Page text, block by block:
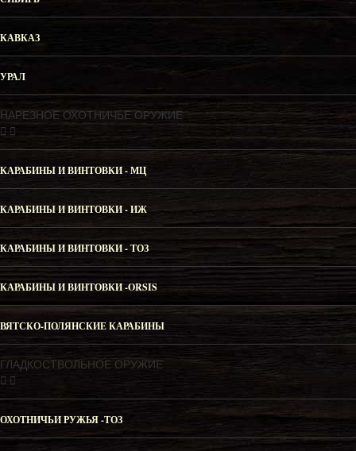
КАВКАЗ
УРАЛ
НАРЕЗНОЕ ОХОТНИЧЬЕ ОРУЖИЕ
КАРАБИНЫ И ВИНТОВКИ - МЦ
КАРАБИНЫ И ВИНТОВКИ - ИЖ
КАРАБИНЫ И ВИНТОВКИ - ТОЗ
КАРАБИНЫ И ВИНТОВКИ -ORSIS
ВЯТСКО-ПОЛЯНСКИЕ КАРАБИНЫ
ГЛАДКОСТВОЛЬНОЕ ОРУЖИЕ
ОХОТНИЧЬИ РУЖЬЯ -ТОЗ